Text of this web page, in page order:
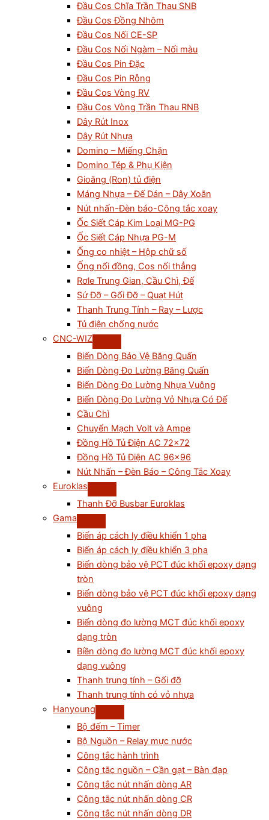
Đầu Cos Chĩa Trần Thau SNB
Đầu Cos Đồng Nhôm
Đầu Cos Nối CE-SP
Đầu Cos Nối Ngàm – Nối màu
Đầu Cos Pin Đặc
Đầu Cos Pin Rỗng
Đầu Cos Vòng RV
Đầu Cos Vòng Trần Thau RNB
Dây Rút Inox
Dây Rút Nhựa
Domino – Miếng Chặn
Domino Tép & Phụ Kiện
Gioăng (Ron) tủ điện
Máng Nhựa – Đế Dán – Dây Xoắn
Nút nhấn-Đèn báo-Công tắc xoay
Ốc Siết Cáp Kim Loại MG-PG
Ốc Siết Cáp Nhựa PG-M
Ống co nhiệt – Hộp chữ số
Ống nối đồng, Cos nối thẳng
Rơle Trung Gian, Cầu Chì, Đế
Sứ Đỡ – Gối Đỡ – Quạt Hút
Thanh Trung Tính – Ray – Lược
Tủ điện chống nước
CNC-WIZ
Biến Dòng Bảo Vệ Băng Quấn
Biến Dòng Đo Lường Băng Quấn
Biến Dòng Đo Lường Nhựa Vuông
Biến Dòng Đo Lường Vỏ Nhựa Có Đế
Cầu Chì
Chuyển Mạch Volt và Ampe
Đồng Hồ Tủ Điện AC 72×72
Đồng Hồ Tủ Điện AC 96×96
Nút Nhấn – Đèn Báo – Công Tắc Xoay
Euroklas
Thanh Đỡ Busbar Euroklas
Gama
Biến áp cách ly điều khiển 1 pha
Biến áp cách ly điều khiển 3 pha
Biến dòng bảo vệ PCT đúc khối epoxy dạng
tròn
Biến dòng bảo vệ PCT đúc khối epoxy dạng
vuông
Biến dòng đo lường MCT đúc khối epoxy
dạng tròn
Biền dòng đo lường MCT đúc khối epoxy
dạng vuông
Thanh trung tính – Gối đỡ
Thanh trung tính có vỏ nhựa
Hanyoung
Bộ đếm – Timer
Bộ Nguồn – Relay mực nước
Công tắc hành trình
Công tắc nguồn – Cần gạt – Bàn đạp
Công tắc nút nhấn dòng AR
Công tắc nút nhấn dòng CR
Công tắc nút nhấn dòng DR